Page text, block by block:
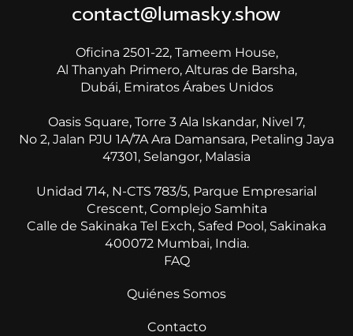
contact@lumasky.show
Oficina 2501-22, Tameem House,
​​​​​​​Al Thanyah Primero, Alturas de Barsha,
Dubái, Emiratos Árabes Unidos
Oasis Square, Torre 3 Ala Iskandar, Nivel 7,
No 2, Jalan PJU 1A/7A Ara Damansara, Petaling Jaya
47301, Selangor, Malasia
Unidad 714, N-CTS 783/5, Parque Empresarial
Crescent, Complejo Samhita
Calle de Sakinaka Tel Exch, Safed Pool, Sakinaka
400072 Mumbai, India.
FAQ
Quiénes Somos
Contacto